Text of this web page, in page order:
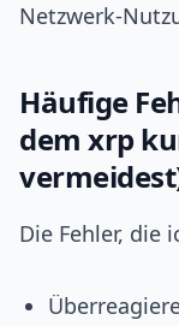
Häufige
dem xrp
Die Fehler, die